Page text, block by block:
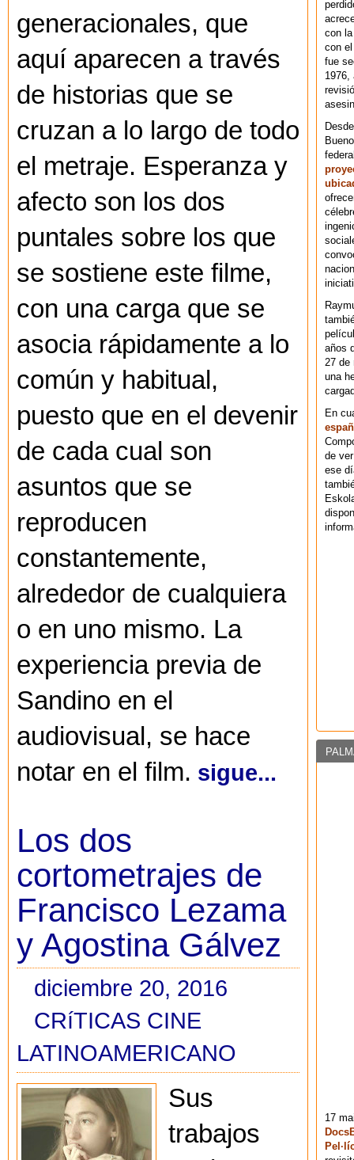
generacionales, que
aquí aparecen a través
de historias que se
cruzan a lo largo de todo
el metraje. Esperanza y
afecto son los dos
puntales sobre los que
se sostiene este filme,
con una carga que se
asocia rápidamente a lo
común y habitual,
puesto que en el devenir
de cada cual son
asuntos que se
reproducen
constantemente,
alrededor de cualquiera
o en uno mismo. La
experiencia previa de
Sandino en el
audiovisual, se hace
notar en el film. sigue...
Los dos
cortometrajes de
Francisco Lezama
y Agostina Gálvez
diciembre 20, 2016
CRíTICAS CINE
LATINOAMERICANO
Sus
trabajos
con
con
fue
1976,
años
27 de
una
En
de
ese
17